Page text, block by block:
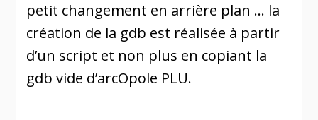
petit changement en arrière plan … la
création de la gdb est réalisée à partir
d’un script et non plus en copiant la
gdb vide d’arcOpole PLU.